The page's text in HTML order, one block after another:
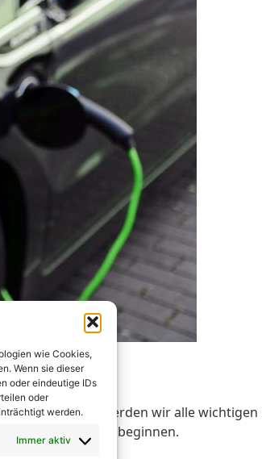
wie Cookies,
Wenn sie dieser
oder eindeutige IDs
oder
werden.
Immer aktiv
Beitrag werden wir alle wichtigen
Informationen beginnen.